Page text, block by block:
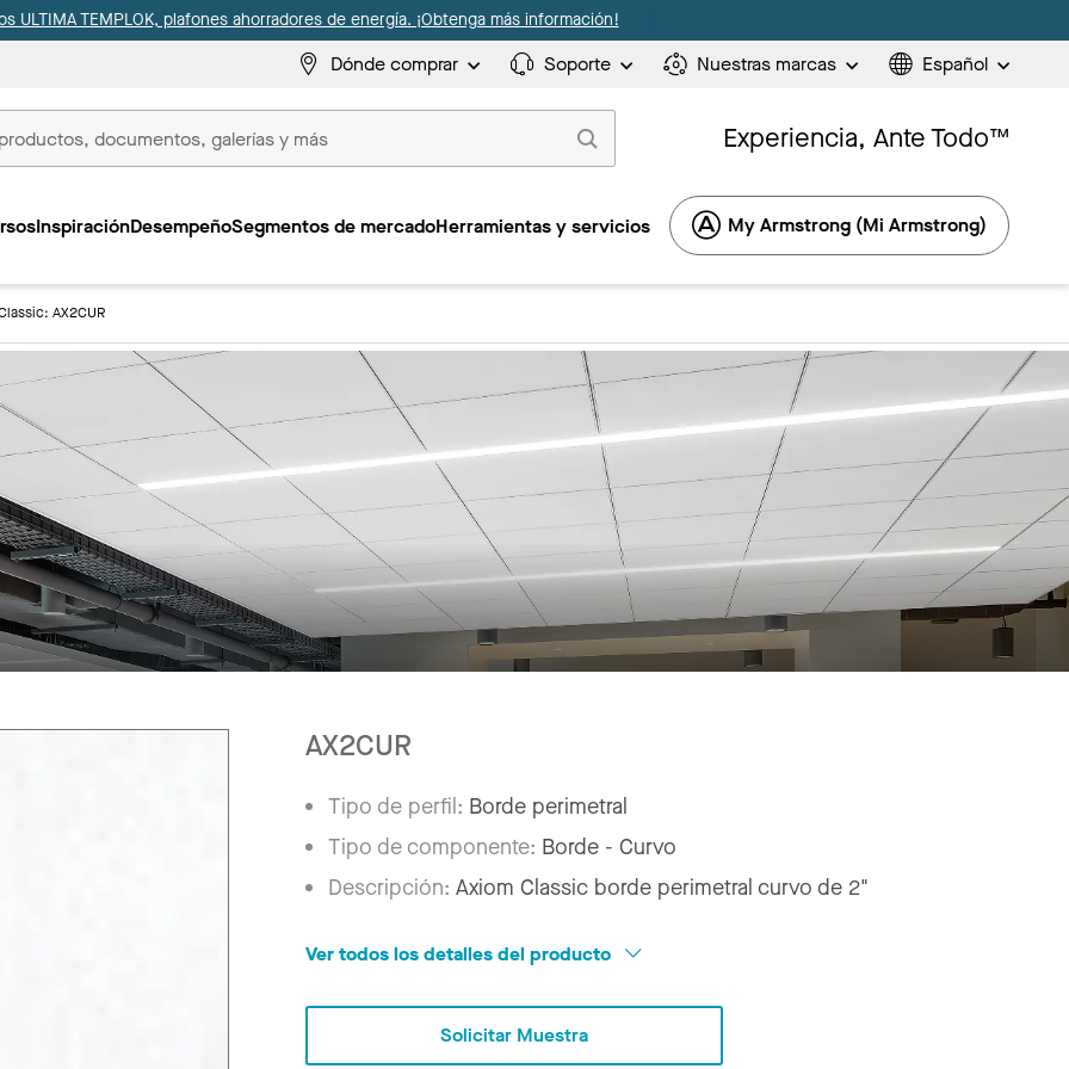
ULTIMA TEMPLOK, plafones ahorradores de energía. ¡Obtenga más información!
Dónde comprar Soporte Nuestras marcas Español
Experiencia, Ante Todo™
InspiraciónDesempeñoSegmentos de mercadoHerramientas y servicios My Armstrong (Mi Armstrong)
AX2CUR
AX2CUR
Tipo de perfil: Borde perimetral
Tipo de componente: Borde - Curvo
Descripción:Axiom Classic borde perimetral curvo de 2"
Ver todos los detalles del producto
Solicitar Muestra